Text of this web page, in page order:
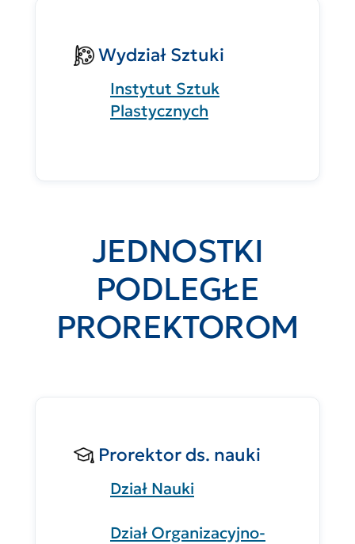
Wydział Sztuki
Instytut Sztuk
Plastycznych
JEDNOSTKI
PODLEGŁE
PROREKTOROM
Prorektor ds. nauki
Dział Nauki
Dział Organizacyjno-